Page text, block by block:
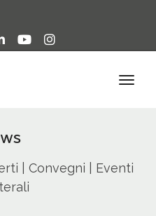
| Convegni | Eventi